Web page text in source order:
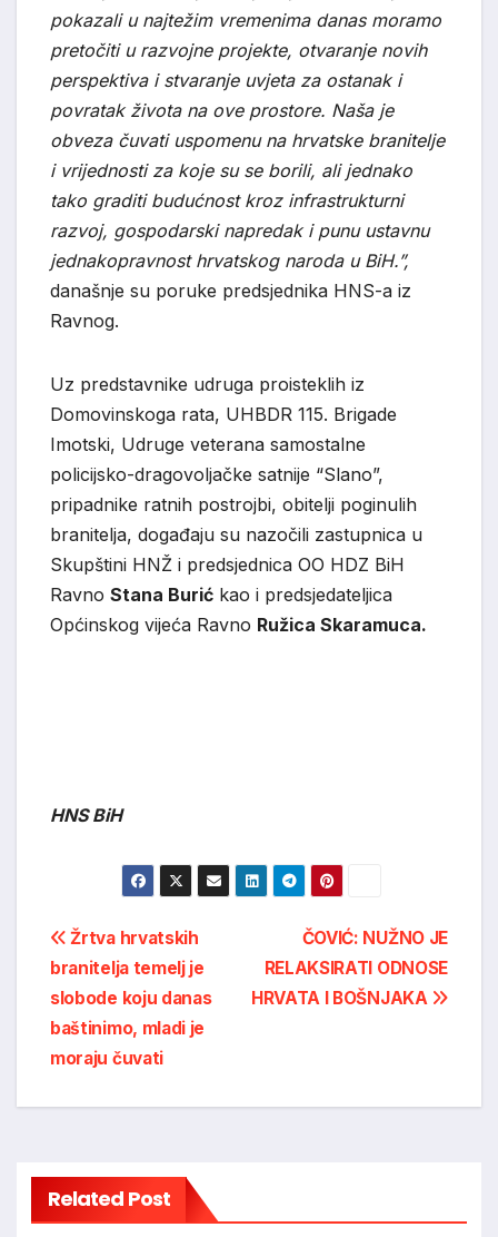
pokazali u najtežim vremenima danas moramo
pretočiti u razvojne projekte, otvaranje novih
perspektiva i stvaranje uvjeta za ostanak i
povratak života na ove prostore. Naša je
obveza čuvati uspomenu na hrvatske branitelje
i vrijednosti za koje su se borili, ali jednako
tako graditi budućnost kroz infrastrukturni
razvoj, gospodarski napredak i punu ustavnu
jednakopravnost hrvatskog naroda u BiH.”,
današnje su poruke predsjednika HNS-a iz
Ravnog.
Uz predstavnike udruga proisteklih iz
Domovinskoga rata, UHBDR 115. Brigade
Imotski, Udruge veterana samostalne
policijsko-dragovoljačke satnije “Slano”,
pripadnike ratnih postrojbi, obitelji poginulih
branitelja, događaju su nazočili zastupnica u
Skupštini HNŽ i predsjednica OO HDZ BiH
Ravno Stana Burić kao i predsjedateljica
Općinskog vijeća Ravno Ružica Skaramuca.
HNS BiH
Post
navigation
ČOVIĆ: NUŽNO JE
RELAKSIRATI ODNOSE
HRVATA I BOŠNJAKA
Žrtva hrvatskih
branitelja temelj je
slobode koju danas
baštinimo, mladi je
moraju čuvati
Related Post